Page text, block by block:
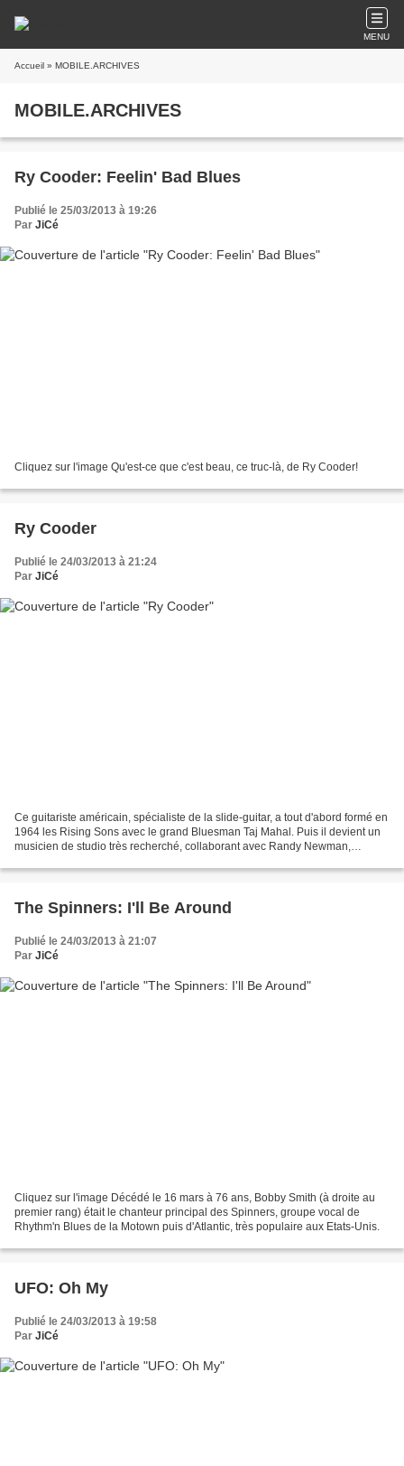
MENU
Accueil » MOBILE.ARCHIVES
MOBILE.ARCHIVES
Ry Cooder: Feelin' Bad Blues
Publié le 25/03/2013 à 19:26
Par JiCé
Cliquez sur l'image Qu'est-ce que c'est beau, ce truc-là, de Ry Cooder!
Ry Cooder
Publié le 24/03/2013 à 21:24
Par JiCé
Ce guitariste américain, spécialiste de la slide-guitar, a tout d'abord formé en
1964 les Rising Sons avec le grand Bluesman Taj Mahal. Puis il devient un
musicien de studio très recherché, collaborant avec Randy Newman,
The Spinners: I'll Be Around
Publié le 24/03/2013 à 21:07
Par JiCé
Cliquez sur l'image Décédé le 16 mars à 76 ans, Bobby Smith (à droite au
premier rang) était le chanteur principal des Spinners, groupe vocal de
Rhythm'n Blues de la Motown puis d'Atlantic, très populaire aux Etats-Unis.
UFO: Oh My
Publié le 24/03/2013 à 19:58
Par JiCé